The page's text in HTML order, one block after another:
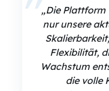
„Die Plattform
nur unsere
Flexibilität,
Wachstum
die volle